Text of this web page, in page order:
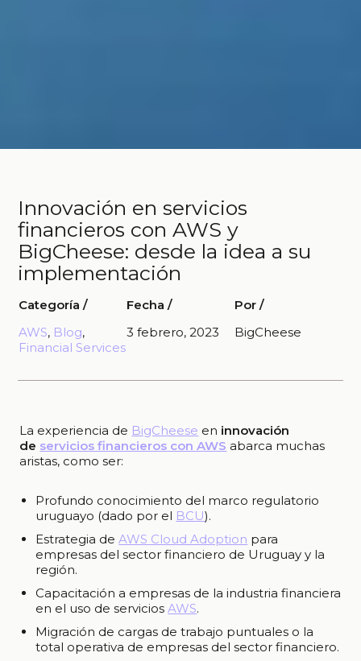
Innovación en servicios
financieros con AWS y
BigCheese: desde la idea a su
implementación
Categoría /
AWS, Blog
Financial Services
Fecha /
3 febrero, 2023
Por /
BigCheese
La experiencia de BigCheese en innovación
de servicios financieros con AWS abarca muchas
aristas, como ser:
Profundo conocimiento del marco regulatorio
uruguayo (dado por el BCU).
Estrategia deAWS Cloud Adoption para
empresas del sector financiero de Uruguay y la
región.
Capacitación a empresas de la industria financiera
en el uso de serviciosAWS.
Migración de cargas de trabajo puntuales o la
total operativa de empresas del sector financiero.